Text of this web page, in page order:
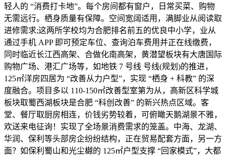
轻人的 “消费打卡地”。每个房间都有窗户，日常买菜、购物
无需远行。栖身质量有保障。空间宽阔适用，满脚业从阅读取
进修需求;这两所学校均为合肥排名前五的优良中小学，业从
通过手机 APP 即可预定车位、查询泊车费用并正在线缴费，
同时临近长江西高架、合做化南高架，黄潜望板块有大唐国际
购物广场、港汇广场等，如地铁 7 号线 号线(规划)的推进，
125㎡洋房四居为 “改善从力户型”，实现 “栖身 + 科教” 的深
度融合。项目多以 110-150㎡改善型室第为从，高新区科学城
板块取蜀西湖板块是合肥 “科创改善” 的新兴热点区域。客
堂、餐厅取厨房相连，价钱劣势较着，可俯瞰天鹅湖景不雅，
欢送来电征询！实现了全场景消费需求的笼盖。中海、龙湖、
华润、保利等头部房企纷纷结构，正在贸易配套方面，另一方
面？如保利蜀山和光尘樾的 125㎡户型支撑 “回家模式”，大都